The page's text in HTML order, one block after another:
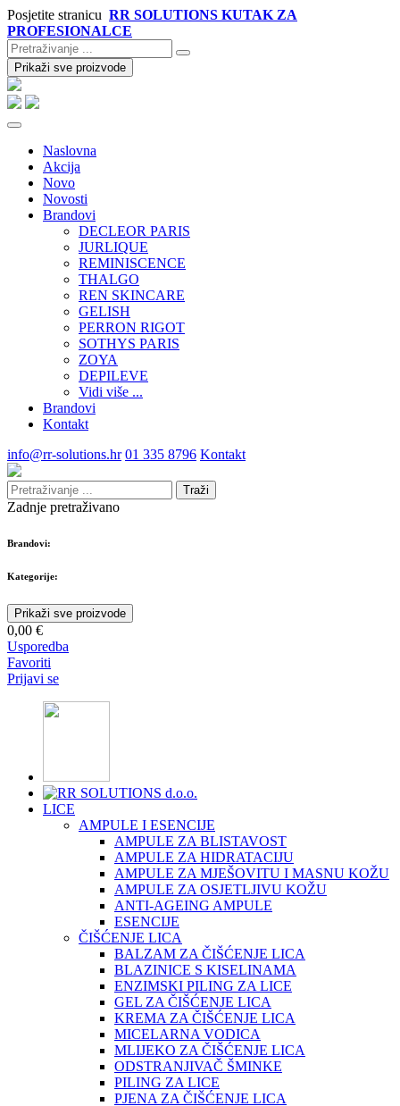
Posjetite stranicu RR SOLUTIONS KUTAK ZA
PROFESIONALCE
Prikaži sve proizvode
Naslovna
Akcija
Novo
Novosti
Brandovi
DECLEOR PARIS
JURLIQUE
REMINISCENCE
THALGO
REN SKINCARE
GELISH
PERRON RIGOT
SOTHYS PARIS
ZOYA
DEPILEVE
Vidi više ...
Brandovi
Kontakt
info@rr-solutions.hr 01 335 8796 Kontakt
Traži
Zadnje pretraživano
Brandovi:
Kategorije:
Prikaži sve proizvode
0,00 €
Usporedba
Favoriti
Prijavi se
LICE
AMPULE I ESENCIJE
AMPULE ZA BLISTAVOST
AMPULE ZA HIDRATACIJU
AMPULE ZA MJEŠOVITU I MASNU KOŽU
AMPULE ZA OSJETLJIVU KOŽU
ANTI-AGEING AMPULE
ESENCIJE
ČIŠĆENJE LICA
BALZAM ZA ČIŠĆENJE LICA
BLAZINICE S KISELINAMA
ENZIMSKI PILING ZA LICE
GEL ZA ČIŠĆENJE LICA
KREMA ZA ČIŠĆENJE LICA
MICELARNA VODICA
MLIJEKO ZA ČIŠĆENJE LICA
ODSTRANJIVAČ ŠMINKE
PILING ZA LICE
PJENA ZA ČIŠĆENJE LICA